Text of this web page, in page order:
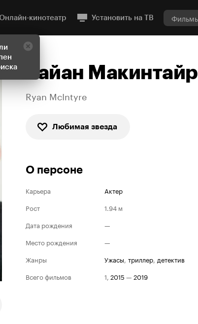
кинотеатр Установить на ТВ
Райан Макинтайр
Ryan McIntyre
Любимая звезда
О персоне
Карьера
Актер
Рост
1.94 м
Дата рождения
—
Место рождения
—
Жанры
ужасы, триллер, детектив
Всего фильмов
1, 2015 — 2019